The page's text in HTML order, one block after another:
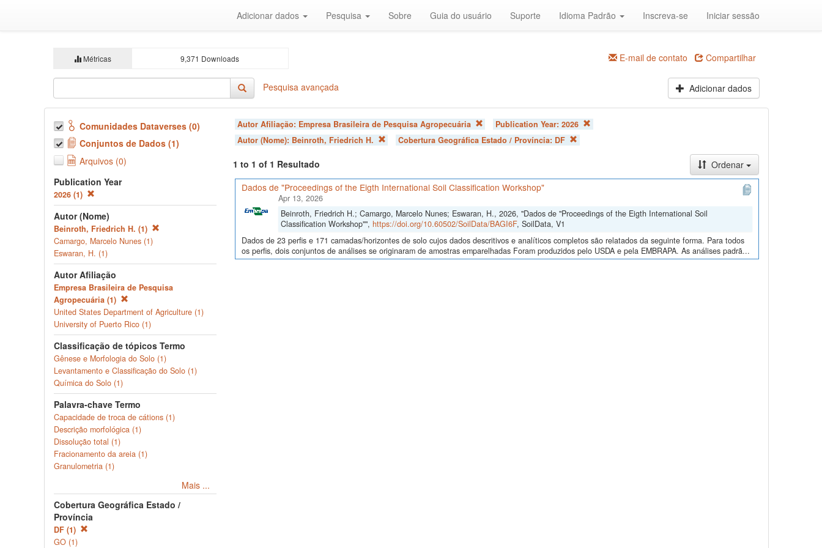
Adicionar dados Pesquisa Sobre Guia do usuário Suporte Idioma Padrão Inscreva-se Iniciar sessão
Métricas 9,371 Downloads E-mail de contato Compartilhar
Pesquisa avançada Adicionar dados
Comunidades Dataverses (0)
Conjuntos de Dados (1)
Arquivos (0)
Publication Year
2026 (1)
Autor (Nome)
Beinroth, Friedrich H. (1)
Camargo, Marcelo Nunes (1)
Eswaran, H. (1)
Autor Afiliação
Empresa Brasileira de Pesquisa
Agropecuária (1)
United States Department of Agriculture (1)
University of Puerto Rico (1)
Classificação de tópicos Termo
Gênese e Morfologia do Solo (1)
Levantamento e Classificação do Solo (1)
Química do Solo (1)
Palavra-chave Termo
Capacidade de troca de cátions (1)
Descrição morfológica (1)
Dissolução total (1)
Fracionamento da areia (1)
Granulometria (1)
Mais ...
Cobertura Geográfica Estado /
Província
DF (1)
GO (1)
Autor Afiliação: Empresa Brasileira de Pesquisa Agropecuária Publication Year: 2026
Autor (Nome): Beinroth, Friedrich H. Cobertura Geográfica Estado / Província: DF
1 to 1 of 1 Resultado
Ordenar
Dados de "Proceedings of the Eigth International Soil Classification Workshop"
Apr 13, 2026
Beinroth, Friedrich H.; Camargo, Marcelo Nunes; Eswaran, H., 2026, "Dados de "Proceedings of the Eigth International Soil
Classification Workshop"", https://doi.org/10.60502/SoilData/BAGI6F, SoilData, V1
Dados de 23 perfis e 171 camadas/horizontes de solo cujos dados descritivos e analíticos completos são relatados da seguinte forma. Para todos
os perfis, dois conjuntos de análises se originaram de amostras emparelhadas Foram produzidos pelo USDA e pela EMBRAPA. As análises padrã...